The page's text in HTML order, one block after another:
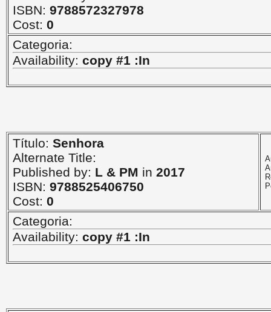
ISBN: 9788572327978
Cost: 0
Categoria:
Availability: copy #1 :In
Título: Senhora
Alternate Title:
Published by: L & PM in 2017
ISBN: 9788525406750
Cost: 0
Categoria:
Availability: copy #1 :In